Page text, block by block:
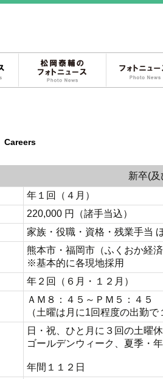
経済ニュース
Careers
新卒(
年１回（４月）
220,000 円（諸手当込）
家族・役職・資格・残業手当
熊本市・福岡市（ふくおか経
※基本的に各現地採用
年２回（６月・１２月）
ＡＭ８：４５～ＰＭ５：４５
（土曜は月に1回程度の出勤
日・祝、ひと月に３回の土曜
ゴールデンウィーク、夏季・
年間１１２日